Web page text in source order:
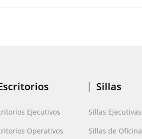
Ejecutivos
Operativos
Sillas
Sillas Ejecutivas
Sillas de Oficina